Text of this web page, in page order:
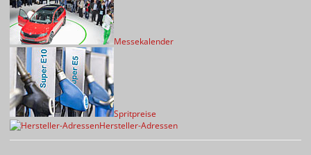
Messekalender
Spritpreise
Hersteller-Adressen